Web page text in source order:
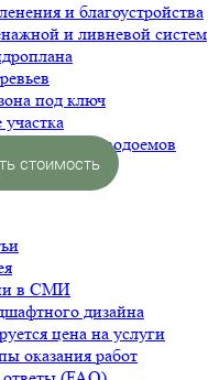
и благоустройства
и ливневой систем
под ключ
прудов и водоемов
в СМИ
дизайна
цена на услуги
оказания работ
стоимость